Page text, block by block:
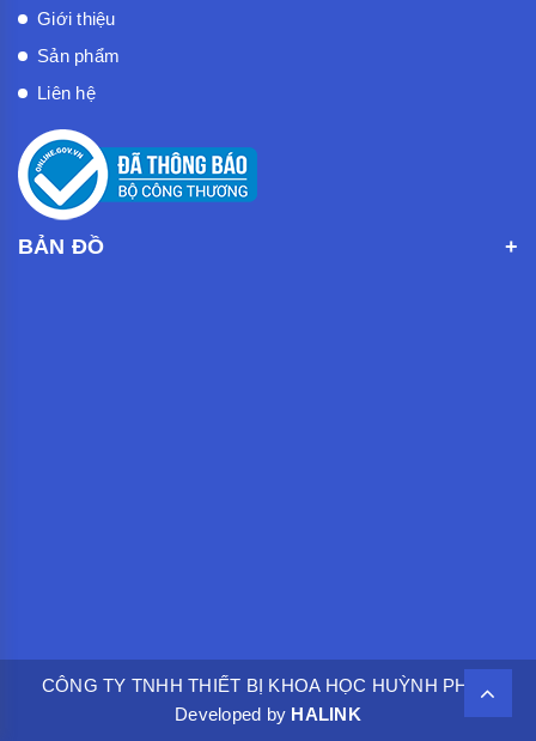
Giới thiệu
Sản phẩm
Liên hệ
BẢN ĐỒ
CÔNG TY TNHH THIẾT BỊ KHOA HỌC HUỲNH PHÁT.
Developed by HALINK